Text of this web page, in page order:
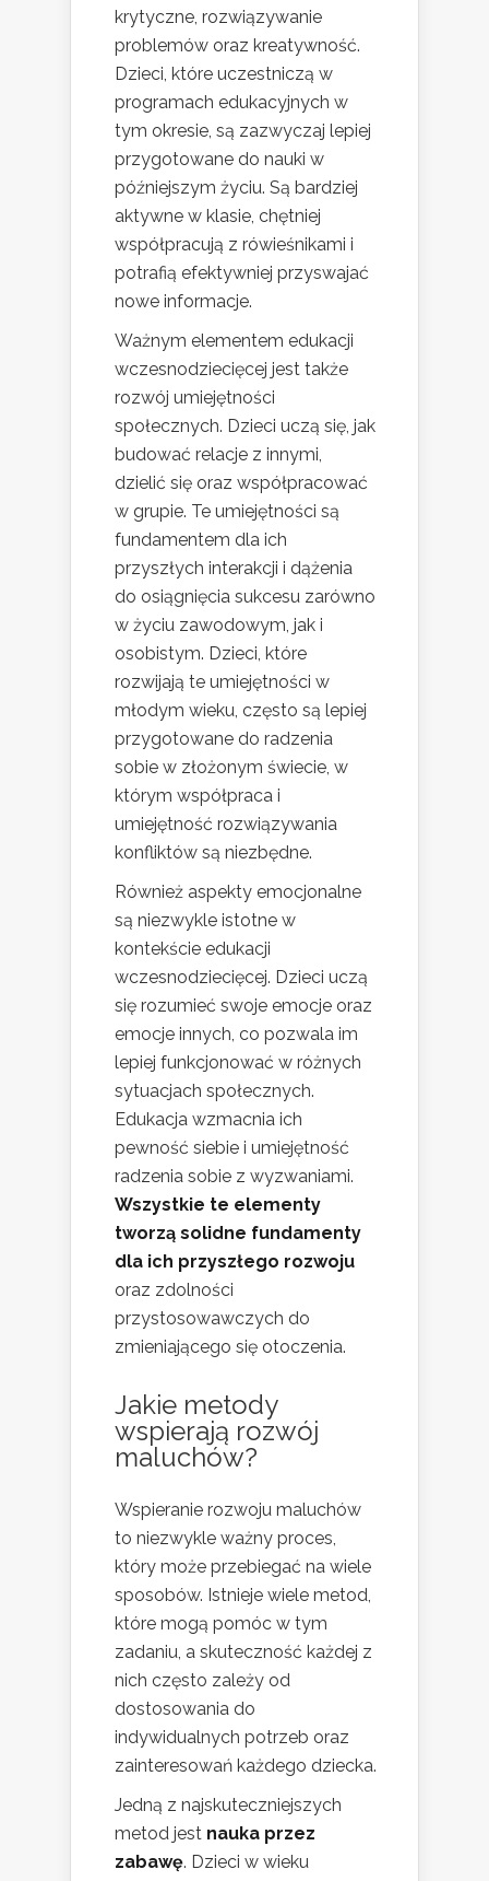
krytyczne, rozwiązywanie
problemów oraz kreatywność.
Dzieci, które uczestniczą w
programach edukacyjnych w
tym okresie, są zazwyczaj lepiej
przygotowane do nauki w
późniejszym życiu. Są bardziej
aktywne w klasie, chętniej
współpracują z rówieśnikami i
potrafią efektywniej przyswajać
nowe informacje.
Ważnym elementem edukacji
wczesnodziecięcej jest także
rozwój umiejętności
społecznych. Dzieci uczą się, jak
budować relacje z innymi,
dzielić się oraz współpracować
w grupie. Te umiejętności są
fundamentem dla ich
przyszłych interakcji i dążenia
do osiągnięcia sukcesu zarówno
w życiu zawodowym, jak i
osobistym. Dzieci, które
rozwijają te umiejętności w
młodym wieku, często są lepiej
przygotowane do radzenia
sobie w złożonym świecie, w
którym współpraca i
umiejętność rozwiązywania
konfliktów są niezbędne.
Również aspekty emocjonalne
są niezwykle istotne w
kontekście edukacji
wczesnodziecięcej. Dzieci uczą
się rozumieć swoje emocje oraz
emocje innych, co pozwala im
lepiej funkcjonować w różnych
sytuacjach społecznych.
Edukacja wzmacnia ich
pewność siebie i umiejętność
radzenia sobie z wyzwaniami.
Wszystkie te elementy
tworzą solidne fundamenty
dla ich przyszłego rozwoju
oraz zdolności
przystosowawczych do
zmieniającego się otoczenia.
Jakie metody
wspierają rozwój
maluchów?
Wspieranie rozwoju maluchów
to niezwykle ważny proces,
który może przebiegać na wiele
sposobów. Istnieje wiele metod,
które mogą pomóc w tym
zadaniu, a skuteczność każdej z
nich często zależy od
dostosowania do
indywidualnych potrzeb oraz
zainteresowań każdego dziecka.
Jedną z najskuteczniejszych
metod jest nauka przez
zabawę. Dzieci w wieku